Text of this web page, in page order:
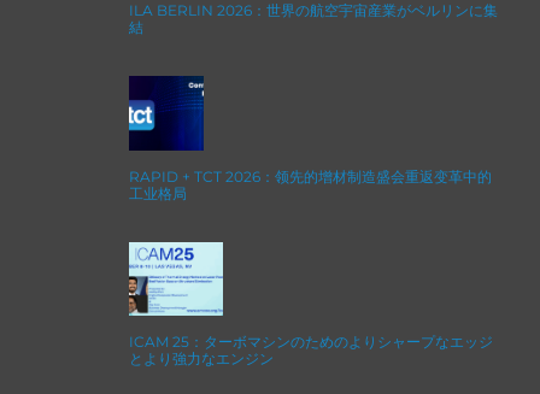
ILA BERLIN 2026：世界の航空宇宙産業がベルリンに集
結
RAPID + TCT 2026：领先的增材制造盛会重返变革中的
工业格局
ICAM 25：ターボマシンのためのよりシャープなエッジ
とより強力なエンジン